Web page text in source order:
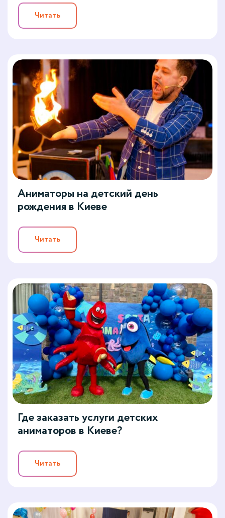
Читать
Аниматоры на детский день
рождения в Киеве
Читать
Где заказать услуги детских
аниматоров в Киеве?
Читать